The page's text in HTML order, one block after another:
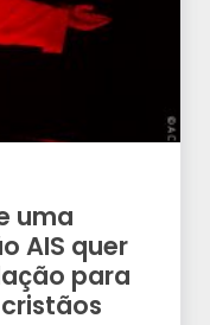
uma
AIS quer
para